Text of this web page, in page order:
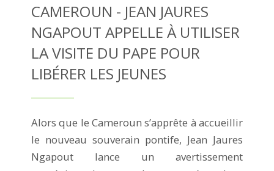
CAMEROUN - JEAN JAURES
NGAPOUT APPELLE À UTILISER
LA VISITE DU PAPE POUR
LIBÉRER LES JEUNES
Alors que le Cameroun s’apprête à accueillir
le nouveau souverain pontife, Jean Jaures
Ngapout lance un avertissement